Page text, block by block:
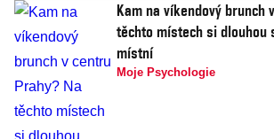
Kam na víkendový brunch
těchto místech si dlouhou
místní
Moje Psychologie